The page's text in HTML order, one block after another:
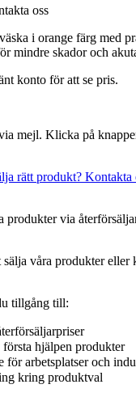
oss
i orange färg med
mindre skador och
konto för att se pris.
mejl. Klicka på
rätt produkt? Kontakta
produkter via
sälja våra produkter
tillgång till:
hjälpen produkter
arbetsplatser och
kring produktval